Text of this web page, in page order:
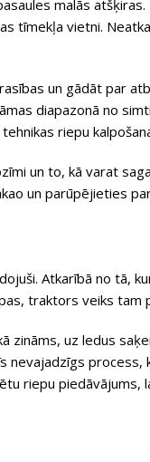
malās
tīmekļa vietni.
un gādāt par
diapazonā no
riepu
un to, kā varat
un parūpējieties
Atkarībā no tā,
traktors veiks tam
zināms, uz ledus
nevajadzīgs
riepu piedāvājums,